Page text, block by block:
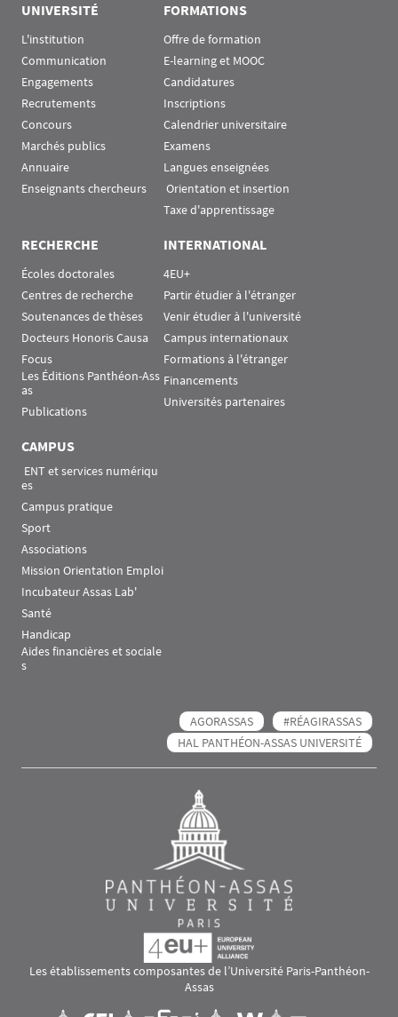
UNIVERSITÉ
L'institution
Communication
Engagements
Recrutements
Concours
Marchés publics
Annuaire
Enseignants chercheurs
FORMATIONS
Offre de formation
E-learning et MOOC
Candidatures
Inscriptions
Calendrier universitaire
Examens
Langues enseignées
Orientation et insertion
Taxe d'apprentissage
RECHERCHE
Écoles doctorales
Centres de recherche
Soutenances de thèses
Docteurs Honoris Causa
Focus
Les Éditions Panthéon-Ass
as
Publications
INTERNATIONAL
4EU+
Partir étudier à l'étranger
Venir étudier à l'université
Campus internationaux
Formations à l'étranger
Financements
Universités partenaires
CAMPUS
es
Campus pratique
Sport
Associations
Mission Orientation Emploi
Incubateur Assas Lab'
Santé
Handicap
Aides financières et sociale
s
AGORASSAS
#RÉAGIRASSAS
HAL PANTHÉON-ASSAS UNIVERSITÉ
Les établissements composantes de l’Université Paris-Panthéon-
Assas